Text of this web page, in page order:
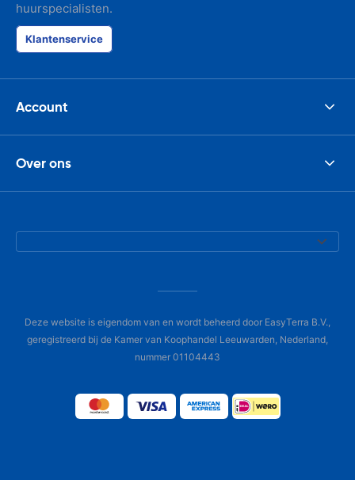
huurspecialisten.
Klantenservice
Account
Over ons
Deze website is eigendom van en wordt beheerd door EasyTerra B.V.,
geregistreerd bij de Kamer van Koophandel Leeuwarden, Nederland,
nummer 01104443